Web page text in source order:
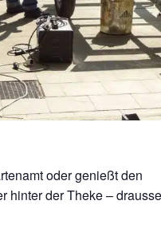
oder genießt den
hinter der Theke –